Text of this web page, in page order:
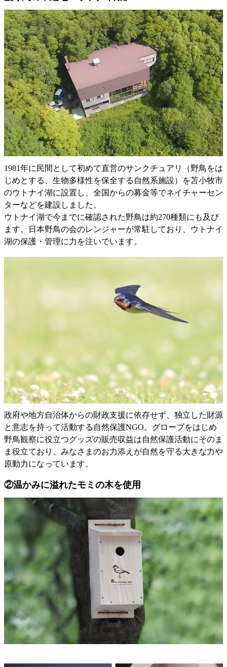
1981年に民間として初めて直営のサンクチュアリ（野鳥をは
じめとする、生物多様性を保全する自然系施設）を苫小牧市
のウトナイ湖に設置し、全国からの募金等でネイチャーセン
ターなどを建設しました。
ウトナイ湖で今までに確認された野鳥は約270種類にも及び
ます。日本野鳥の会のレンジャーが常駐しており、ウトナイ
湖の保護・管理に力を注いでいます。
政府や地方自治体からの財政支援に依存せず、独立した財源
と意志を持って活動する自然保護NGO。グローブをはじめ
野鳥観察に役立つグッズの販売収益は自然保護活動にそのま
ま役立ており、みなさまのお力添えが自然を守る大きな力や
原動力になっています。
②温かみに溢れたモミの木を使用